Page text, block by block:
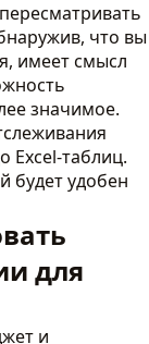
что вы
имеет смысл
значимое.
Excel-таблиц.
будет удобен
для
и